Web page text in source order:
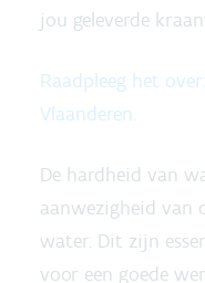
jou geleverde
Raadpleeg het
Vlaanderen.
De hardheid van
aanwezigheid van
water. Dit zijn
voor een goede